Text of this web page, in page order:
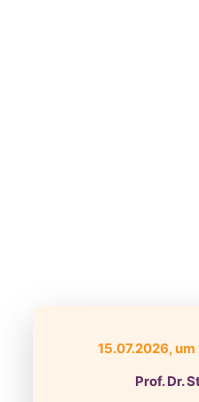
15.07.2026,
Prof. Dr.